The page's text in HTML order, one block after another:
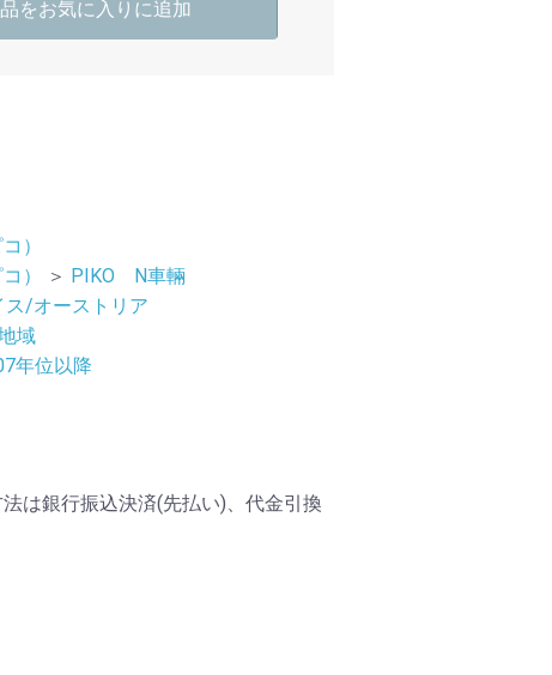
をお気に入りに追加
）
） ＞ PIKO N車輛
ス/オーストリア
域
年位以降
は銀行振込決済(先払い)、代金引換